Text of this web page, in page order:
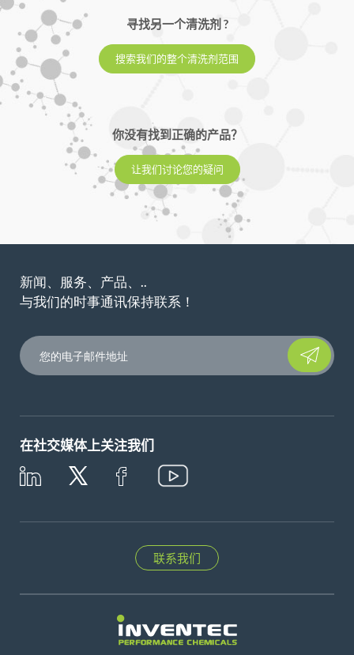
寻找另一个清洗剂 ?
搜索我们的整个清洗剂范围
你没有找到正确的产品？
让我们讨论您的疑问
新闻、服务、产品、..
与我们的时事通讯保持联系！
Please leave
在社交媒体上关注我们
联系我们